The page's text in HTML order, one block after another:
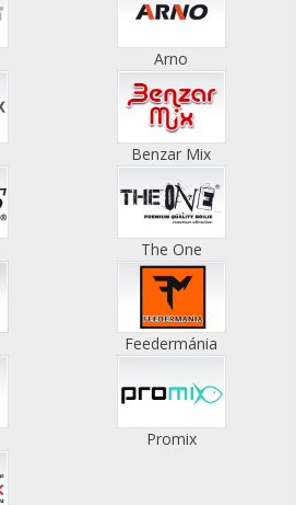
Arno
Benzar Mix
The One
Feedermánia
Promix